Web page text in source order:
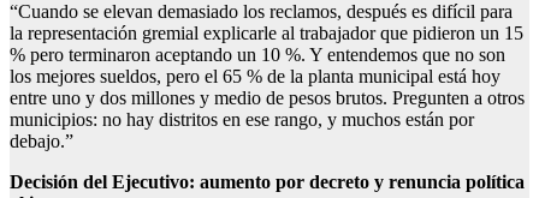
“Cuando se elevan demasiado los reclamos, después es difícil para
la representación gremial explicarle al trabajador que pidieron un 15
% pero terminaron aceptando un 10 %. Y entendemos que no son
los mejores sueldos, pero el 65 % de la planta municipal está hoy
entre uno y dos millones y medio de pesos brutos. Pregunten a otros
municipios: no hay distritos en ese rango, y muchos están por
debajo.”
Decisión del Ejecutivo: aumento por decreto y renuncia política